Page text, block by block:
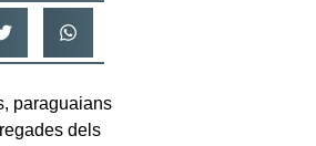
paraguaians
dels